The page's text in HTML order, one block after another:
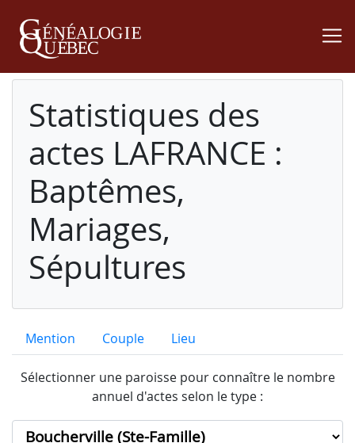
Statistiques des
actes LAFRANCE :
Baptêmes,
Mariages,
Sépultures
Mention Couple Lieu
Sélectionner une paroisse pour connaître le nombre
annuel d'actes selon le type :